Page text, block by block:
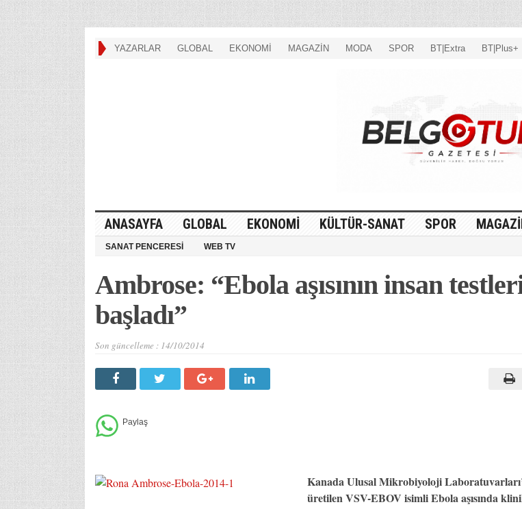
YAZARLAR GLOBAL EKONOMİ MAGAZİN MODA SPOR BT|Extra BT|Plus+
ANASAYFA GLOBAL EKONOMİ KÜLTÜR-SANAT SPOR
SANAT PENCERESİ WEB TV
Ambrose: “Ebola aşısının insan
başladı”
Son güncelleme : 14/10/2014
Kanada Ulusal Mikrobiyoloji
üretilen VSV-EBOV isimli Ebola aşısında